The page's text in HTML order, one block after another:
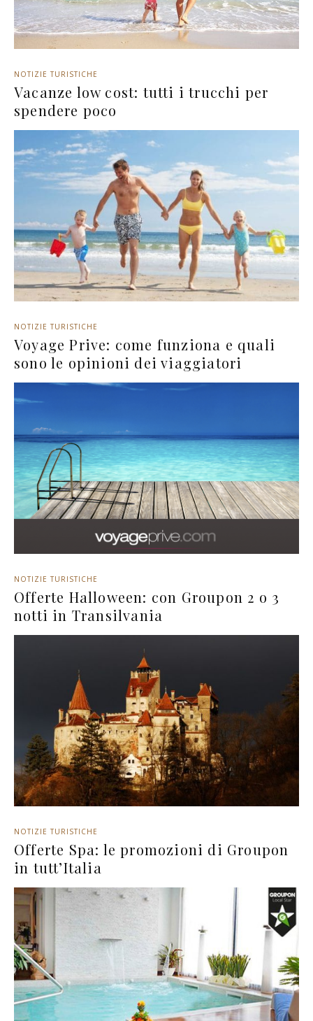
NOTIZIE TURISTICHE
Vacanze low cost: tutti i trucchi per
spendere poco
NOTIZIE TURISTICHE
Voyage Prive: come funziona e quali
sono le opinioni dei viaggiatori
NOTIZIE TURISTICHE
Offerte Halloween: con Groupon 2 o 3
notti in Transilvania
NOTIZIE TURISTICHE
Offerte Spa: le promozioni di Groupon
in tutt’Italia